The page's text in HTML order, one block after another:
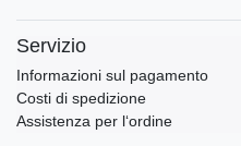
Servizio
Informazioni sul pagamento
Costi di spedizione
Assistenza per l‘ordine